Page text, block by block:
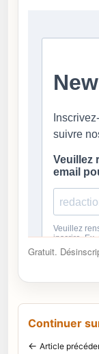
Gratuit.
Continuer
← Article